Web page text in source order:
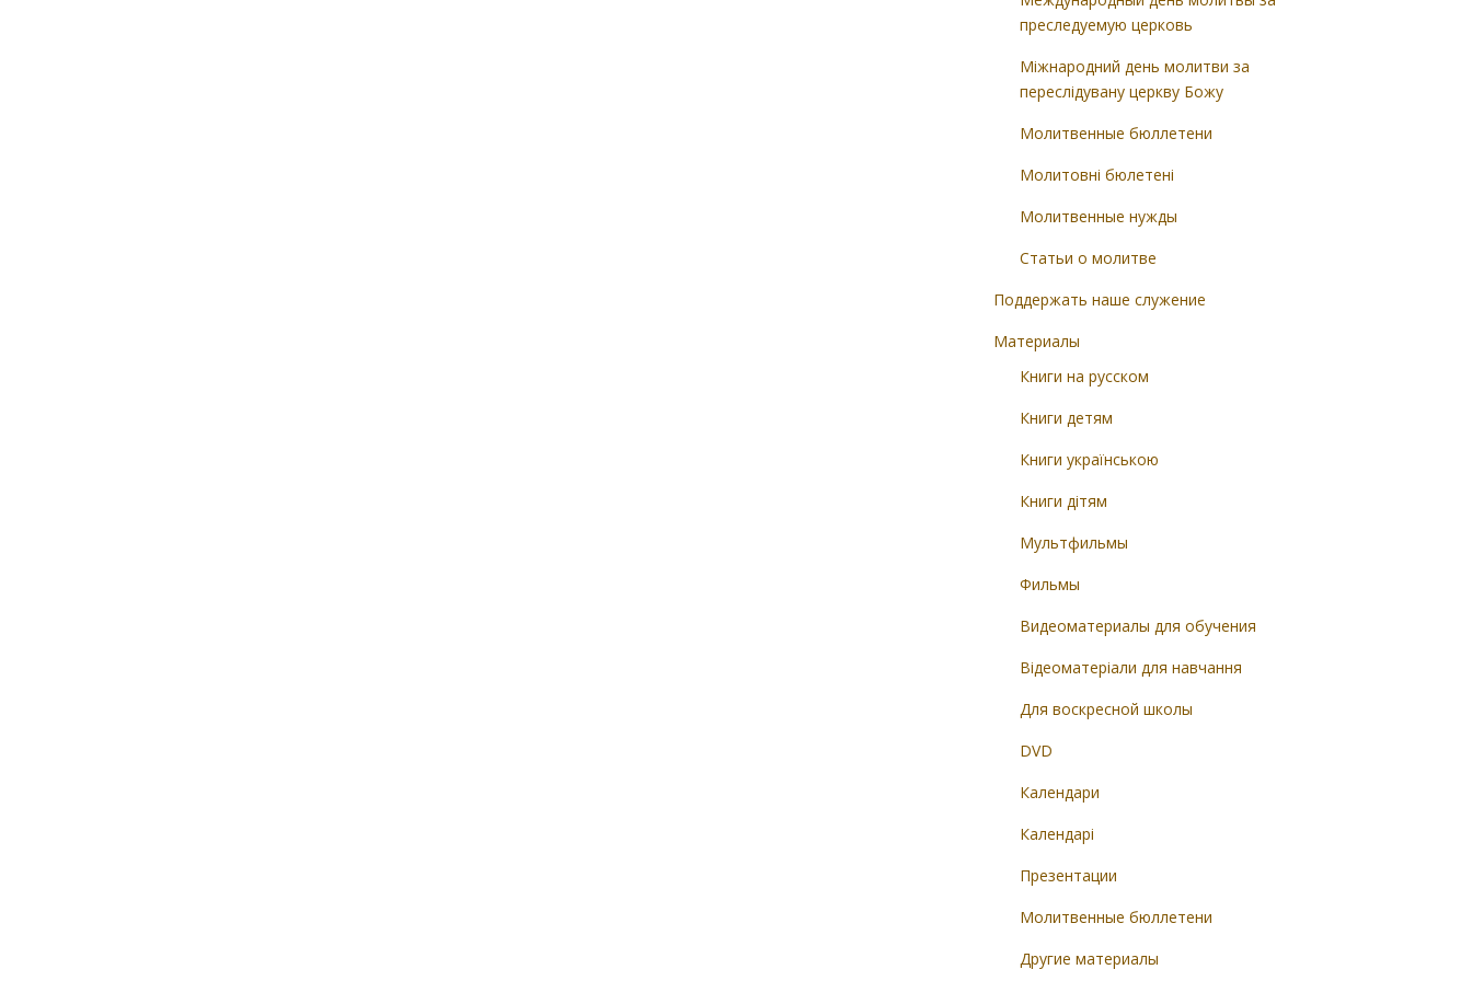
преследуемую церковь
Міжнародний день молитви за
переслідувану церкву Божу
Молитвенные бюллетени
Молитовні бюлетені
Молитвенные нужды
Статьи о молитве
Поддержать наше служение
Материалы
Книги на русском
Книги детям
Книги українською
Книги дітям
Мультфильмы
Фильмы
Видеоматериалы для обучения
Відеоматеріали для навчання
Для воскресной школы
DVD
Календари
Календарі
Презентации
Молитвенные бюллетени
Другие материалы